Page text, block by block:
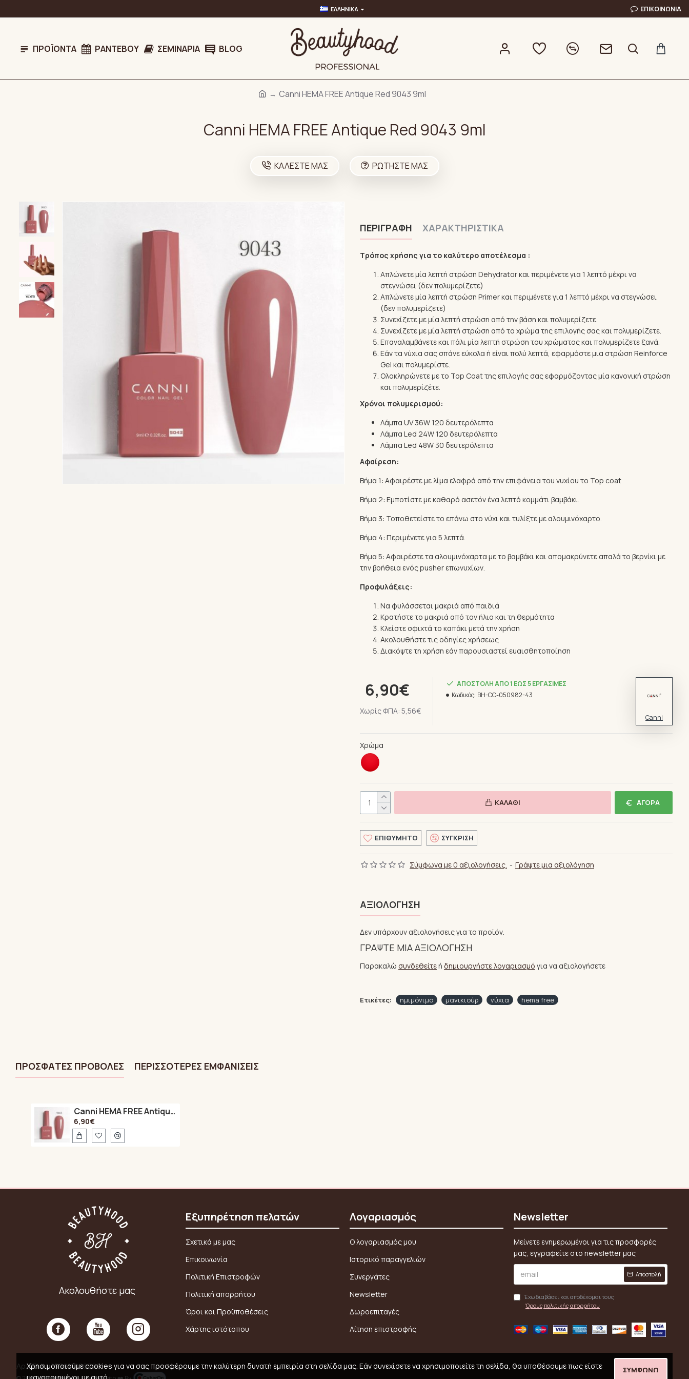
ΕΛΛΗΝΙΚΆ ΕΠΙΚΟΙΝΩΝΊΑ
ΠΡΟΪΌΝΤΑ ΡΑΝΤΕΒΟΎ ΣΕΜΙΝΆΡΙΑ BLOG
Canni HEMA FREE Antique Red 9043 9ml
Canni HEMA FREE Antique Red 9043 9ml
ΚΑΛΈΣΤΕ ΜΑΣ ΡΩΤΉΣΤΕ ΜΑΣ
ΠΕΡΙΓΡΑΦΉ ΧΑΡΑΚΤΗΡΙΣΤΙΚΆ
Τρόπος χρήσης για το καλύτερο αποτέλεσμα :
Απλώνετε μία λεπτή στρώση Dehydrator και περιμένετε για 1 λεπτό μέχρι να
στεγνώσει (δεν πολυμερίζετε)
Απλώνετε μία λεπτή στρώση Primer και περιμένετε για 1 λεπτό μέχρι να στεγνώσει
(δεν πολυμερίζετε)
Συνεχίζετε με μία λεπτή στρώση από την βάση και πολυμερίζετε.
Συνεχίζετε με μία λεπτή στρώση από το χρώμα της επιλογής σας και πολυμερίζετε.
Επαναλαμβάνετε και πάλι μία λεπτή στρώση του χρώματος και πολυμερίζετε ξανά.
Eάν τα νύχια σας σπάνε εύκολα ή είναι πολύ λεπτά, εφαρμόστε μια στρώση Reinforce
Gel και πολυμερίστε.
Ολοκληρώνετε με το Top Coat της επιλογής σας εφαρμόζοντας μία κανονική στρώση
και πολυμερίζέτε.
Χρόνοι πολυμερισμού:
Λάμπα UV 36W 120 δευτερόλεπτα
Λάμπα Led 24W 120 δευτερόλεπτα
Λάμπα Led 48W 30 δευτερόλεπτα
Αφαίρεση:
Βήμα 1: Αφαιρέστε με λίμα ελαφρά από την επιφάνεια του νυχίου το Top coat
Βήμα 2: Εμποτίστε με καθαρό ασετόν ένα λεπτό κομμάτι βαμβάκι.
Βήμα 3: Τοποθετείστε το επάνω στο νύχι και τυλίξτε με αλουμινόχαρτο.
Βήμα 4: Περιμένετε για 5 λεπτά.
Βήμα 5: Αφαιρέστε τα αλουμινόχαρτα με το βαμβάκι και απομακρύνετε απαλά το βερνίκι με
την βοήθεια ενός pusher επωνυχίων.
Προφυλάξεις:
Να φυλάσσεται μακριά από παιδιά
Κρατήστε το μακριά από τον ήλιο και τη θερμότητα
Κλείστε σφιχτά το καπάκι μετά την χρήση
Ακολουθήστε τις οδηγίες χρήσεως
Διακόψτε τη χρήση εάν παρουσιαστεί ευαισθητοποίηση
Σύμφωνα με 0 αξιολογήσεις. - Γράψτε μια αξιολόγηση
6,90€
Χωρίς ΦΠΑ: 5,56€
ΑΠΟΣΤΟΛΉ ΑΠΌ 1 ΈΩΣ 5 ΕΡΓΆΣΙΜΕΣ
Κωδικός: BH-CC-050982-43
Canni
Χρώμα
ΚΑΛΆΘΙ ΑΓΟΡΆ
ΕΠΙΘΥΜΗΤΌ ΣΎΓΚΡΙΣΗ
ΑΞΙΟΛΌΓΗΣΗ
Δεν υπάρχουν αξιολογήσεις για το προϊόν.
ΓΡΆΨΤΕ ΜΙΑ ΑΞΙΟΛΌΓΗΣΗ
Παρακαλώ συνδεθείτεή δημιουργήστε λογαριασμό για να αξιολογήσετε
Ετικέτες: ημιμόνιμο μανικιούρ νύχια hema free
ΠΡΌΣΦΑTΕΣ ΠΡΟΒΟΛΈΣ ΠΕΡΙΣΣΌΤΕΡΕΣ ΕΜΦΑΝΊΣΕΙΣ
Canni HEMA FREE Antique Red 9043 9ml
6,90€
Ακολουθήστε μας
Εξυπηρέτηση πελατών
Σχετικά με μας
Επικοινωνία
Πολιτική Επιστροφών
Πολιτική απορρήτου
Όροι και Προϋποθέσεις
Χάρτης ιστότοπου
Λογαριασμός
Ο λογαριασμός μου
Ιστορικό παραγγελιών
Συνεργάτες
Newsletter
Δωροεπιταγές
Αίτηση επιστροφής
Newsletter
Μείνετε ενημερωμένοι για τις προσφορές
μας, εγγραφείτε στο newsletter μας
Αποστολή
Έχω διαβάσει και αποδέχομαι τους
Όρους πολιτικής απορρήτου
Αρ. ΓΕΜΗ: 159911008000 ΣΥΜΦΩΝΏ
Χρησιμοποιούμε cookies για να σας προσφέρουμε την καλύτερη δυνατή εμπειρία στη σελίδα μας. Εάν συνεχίσετε να χρησιμοποιείτε τη σελίδα, θα υποθέσουμε πως είστε